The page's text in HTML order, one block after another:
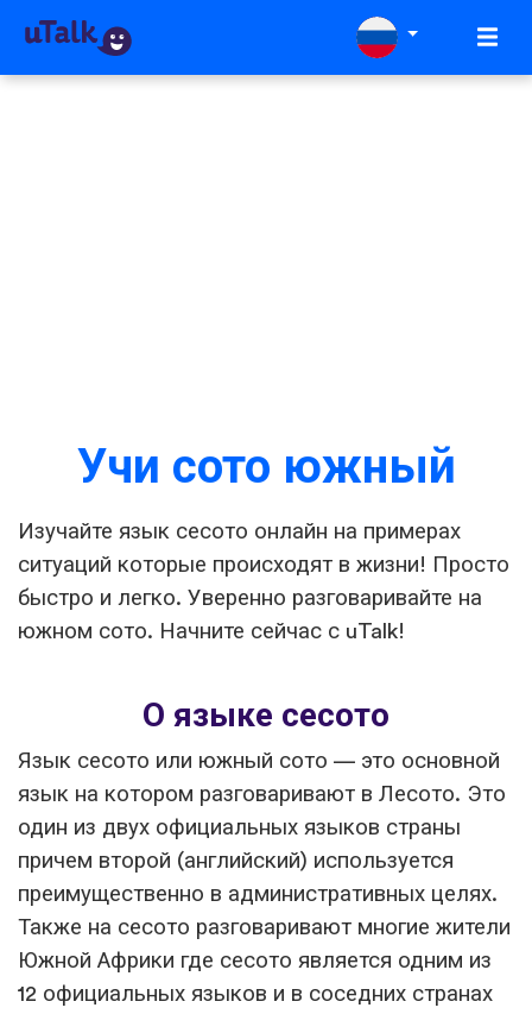
Учи сото южный
Изучайте язык сесото онлайн на примерах
ситуаций которые происходят в жизни! Просто
быстро и легко. Уверенно разговаривайте на
южном сото. Начните сейчас с uTalk!
О языке сесото
Язык сесото или южный сото — это основной
язык на котором разговаривают в Лесото. Это
один из двух официальных языков страны
причем второй (английский) используется
преимущественно в административных целях.
Также на сесото разговаривают многие жители
Южной Африки где сесото является одним из
12 официальных языков и в соседних странах